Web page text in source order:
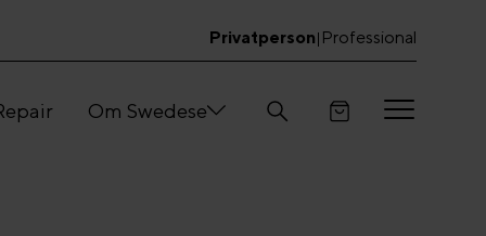
Privatperson| Professional
Om Swedese